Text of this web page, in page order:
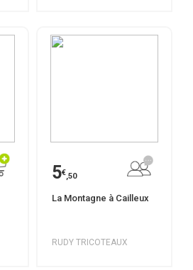
5€,50
La Montagne à Cailleux
RUDY TRICOTEAUX